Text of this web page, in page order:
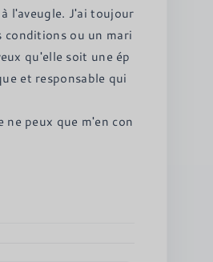
l'aveugle. J'ai toujour
conditions ou un mari
qu'elle soit une ép
et responsable qui
peux que m'en con